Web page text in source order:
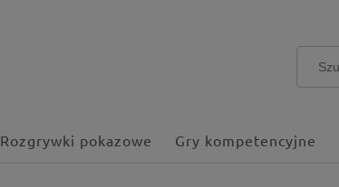
Rozgrywki pokazowe Gry kompetencyjne